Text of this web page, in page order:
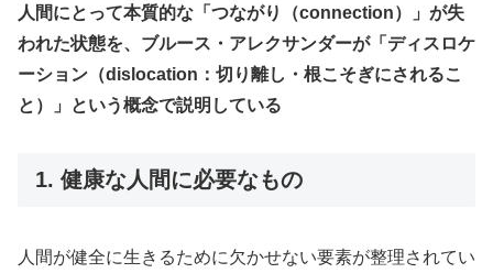
人間にとって本質的な「つながり（connection）」が失
われた状態を、ブルース・アレクサンダーが「ディスロケ
ーション（dislocation：切り離し・根こそぎにされるこ
と）」という概念で説明している
1. 健康な人間に必要なもの
人間が健全に生きるために欠かせない要素が整理されてい